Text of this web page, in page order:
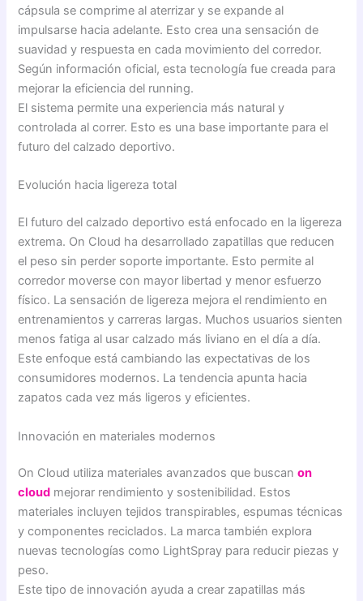
cápsula se comprime al aterrizar y se expande al
impulsarse hacia adelante. Esto crea una sensación de
suavidad y respuesta en cada movimiento del corredor.
Según información oficial, esta tecnología fue creada para
mejorar la eficiencia del running.
El sistema permite una experiencia más natural y
controlada al correr. Esto es una base importante para el
futuro del calzado deportivo.
Evolución hacia ligereza total
El futuro del calzado deportivo está enfocado en la ligereza
extrema. On Cloud ha desarrollado zapatillas que reducen
el peso sin perder soporte importante. Esto permite al
corredor moverse con mayor libertad y menor esfuerzo
físico. La sensación de ligereza mejora el rendimiento en
entrenamientos y carreras largas. Muchos usuarios sienten
menos fatiga al usar calzado más liviano en el día a día.
Este enfoque está cambiando las expectativas de los
consumidores modernos. La tendencia apunta hacia
zapatos cada vez más ligeros y eficientes.
Innovación en materiales modernos
On Cloud utiliza materiales avanzados que buscanon
cloud mejorar rendimiento y sostenibilidad. Estos
materiales incluyen tejidos transpirables, espumas técnicas
y componentes reciclados. La marca también explora
nuevas tecnologías como LightSpray para reducir piezas y
peso.
Este tipo de innovación ayuda a crear zapatillas más